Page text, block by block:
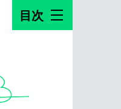
目次